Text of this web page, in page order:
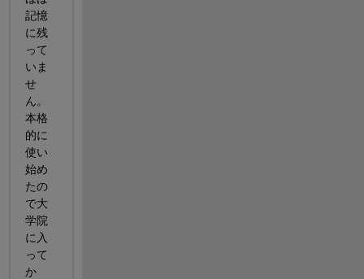
記憶
に残
って
いま
せ
ん。
本格
的に
使い
始め
たの
で大
学院
に入
って
か